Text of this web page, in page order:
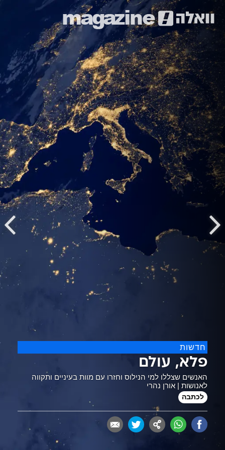
חדשות
פלא, עולם
האנשים שצללו למי הנילוס וחזרו עם מוות בעיניים ותקווה
לאנושות | אורן נהרי
לכתבה